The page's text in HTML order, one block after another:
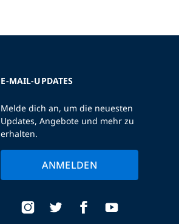
E-MAIL-UPDATES
Melde dich an, um die neuesten
Updates, Angebote und mehr zu
erhalten.
ANMELDEN